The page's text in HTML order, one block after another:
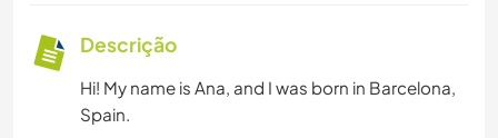
Descrição
Hi! My name is Ana, and I was born in Barcelona,
Spain.